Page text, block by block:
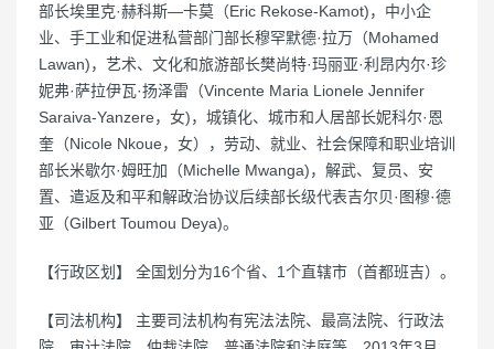
部长埃里克·赫科斯—卡莫（Eric Rekose-Kamot)，中小企
业、手工业和促进私营部门部长穆罕默德·拉万（Mohamed
Lawan)，艺术、文化和旅游部长樊尚特·玛丽亚·利昂内尔·珍
妮弗·萨拉伊瓦·扬泽雷（Vincente Maria Lionele Jennifer
Saraiva-Yanzere，女)，城镇化、城市和人居部长妮科尔·恩
奎（Nicole Nkoue，女），劳动、就业、社会保障和职业培训
部长米歇尔·姆旺加（Michelle Mwanga)，解武、复员、安
置、遣返及和平和解政治协议后续部长级代表吉尔贝·图穆·德
亚（Gilbert Toumou Deya)。
【行政区划】 全国划分为16个省、1个直辖市（首都班吉）。
【司法机构】 主要司法机构有宪法法院、最高法院、行政法